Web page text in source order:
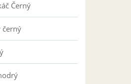
Černý
černý